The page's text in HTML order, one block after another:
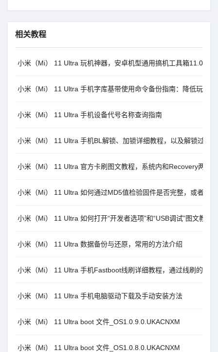
相关教程
小米（Mi） 11 Ultra 玩机神器，安卓机型通用搞机工具箱11.0.0
小米（Mi） 11 Ultra 手机字库基带使用命令备份指南：降低玩机风
小米（Mi） 11 Ultra 手机设备代号名称查询指南
小米（Mi） 11 Ultra 手机BL解锁、加锁详细教程，以及解锁过程
小米（Mi） 11 Ultra 官方卡刷图文教程，系统内和Recovery两种
小米（Mi） 11 Ultra 如何通过MD5值检验固件是否完整，或者是
小米（Mi） 11 Ultra 如何打开“开发者选项”和“USB调试”图文教程
小米（Mi） 11 Ultra 数据备份与还原，常用的方法介绍
小米（Mi） 11 Ultra 手机Fastboot线刷详细教程，通过线刷的升级
小米（Mi） 11 Ultra 手机电脑驱动下载及手动安装方法
小米（Mi） 11 Ultra boot 文件_OS1.0.9.0.UKACNXM
小米（Mi） 11 Ultra boot 文件_OS1.0.8.0.UKACNXM